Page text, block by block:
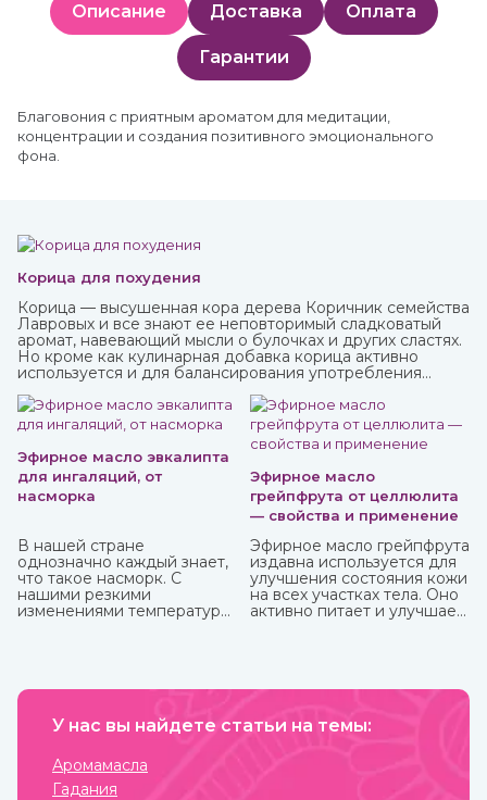
Описание Доставка Оплата
Гарантии
Благовония с приятным ароматом для медитации,
концентрации и создания позитивного эмоционального
фона.
Корица для похудения
Корица — высушенная кора дерева Коричник семейства
Лавровых и все знают ее неповторимый сладковатый
аромат, навевающий мысли о булочках и других сластях.
Но кроме как кулинарная добавка корица активно
используется и для балансирования употребления
сыпучей пряности, так и в качестве эфирного масла.
Приобрести их вы можете в интернет-магазине
ИндоКитай с доставкой по России.
Эфирное масло эвкалипта
для ингаляций, от
насморка
В нашей стране
однозначно каждый знает,
что такое насморк. С
нашими резкими
изменениями температуры,
выздоравливающие вновь
продолжаться до
Эфирное масло
грейпфрута от целлюлита
— свойства и применение
Эфирное масло грейпфрута
издавна используется для
улучшения состояния кожи
на всех участках тела. Оно
активно питает и улучшает
сильными. Также оно
настроение, бодрит и
У нас вы найдете статьи на темы:
Аромамасла
Гадания